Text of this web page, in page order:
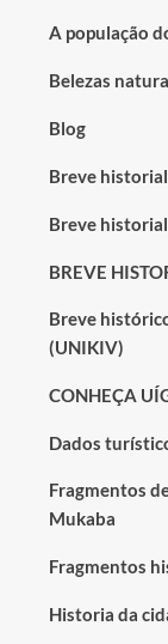
A população
Belezas
Blog
Breve
Breve
BREVE
Breve
(UNIKIV)
CONHEÇA
Dados
Fragmentos
Mukaba
Fragmentos
Historia da